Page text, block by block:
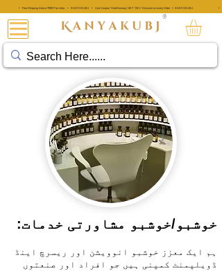
• Free Shipping Above ₹999 Pan India • KANYAKUBJ • Use Coupon 'AttarKannauj' GET "20%" Discount on every Order • KANYAKUBJ •
®
خوشبو/خوشبو مشاورتی خدمات:
ہم ایک معزز خوشبو انوویشن اور ریسرچ اینڈ
ڈویلپمنٹ کمپنی ہیں جو افراد اور صنعتوں